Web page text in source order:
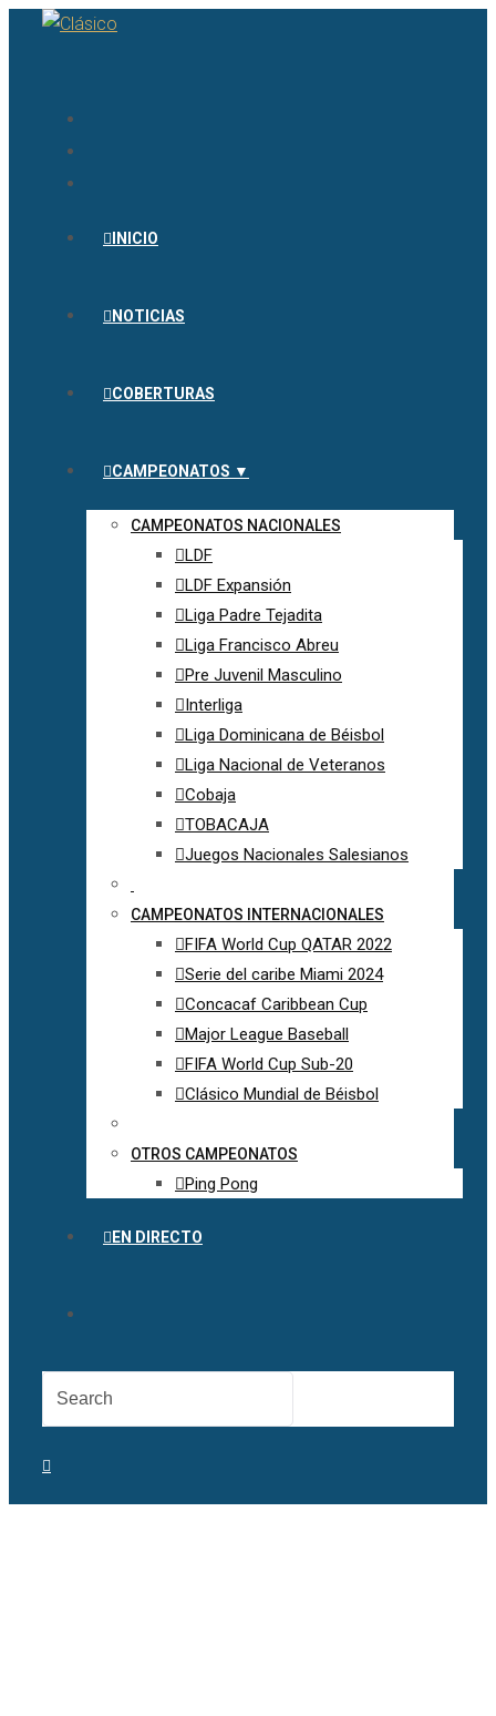
INICIO
NOTICIAS
COBERTURAS
CAMPEONATOS ▼
CAMPEONATOS NACIONALES
LDF
LDF Expansión
Liga Padre Tejadita
Liga Francisco Abreu
Pre Juvenil Masculino
Interliga
Liga Dominicana de Béisbol
Liga Nacional de Veteranos
Cobaja
TOBACAJA
Juegos Nacionales Salesianos
CAMPEONATOS INTERNACIONALES
FIFA World Cup QATAR 2022
Serie del caribe Miami 2024
Concacaf Caribbean Cup
Major League Baseball
FIFA World Cup Sub-20
Clásico Mundial de Béisbol
OTROS CAMPEONATOS
Ping Pong
EN DIRECTO